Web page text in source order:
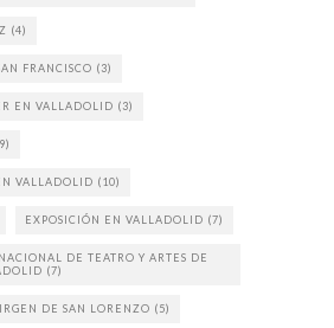
(4)
FRANCISCO (3)
EN VALLADOLID (3)
VALLADOLID (10)
EXPOSICIÓN EN VALLADOLID (7)
DE TEATRO Y ARTES DE
(7)
DE SAN LORENZO (5)